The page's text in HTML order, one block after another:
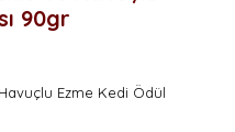
90gr